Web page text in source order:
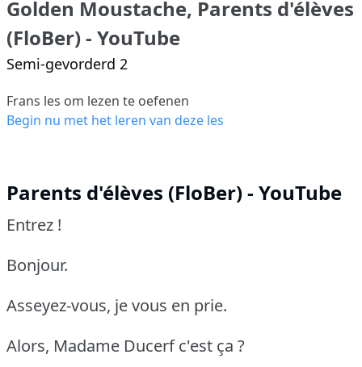
Golden Moustache, Parents d'élèves
(FloBer) - YouTube
Semi-gevorderd 2
Frans les om lezen te oefenen
Begin nu met het leren van deze les
Parents d'élèves (FloBer) - YouTube
Entrez !
Bonjour.
Asseyez-vous, je vous en prie.
Alors, Madame Ducerf c'est ça ?